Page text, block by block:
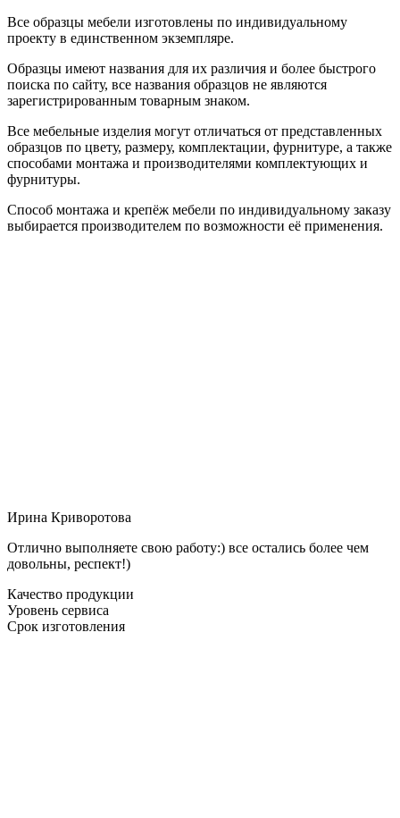
Все образцы мебели изготовлены по индивидуальному
проекту в единственном экземпляре.
Образцы имеют названия для их различия и более быстрого
поиска по сайту, все названия образцов не являются
зарегистрированным товарным знаком.
Все мебельные изделия могут отличаться от представленных
образцов по цвету, размеру, комплектации, фурнитуре, а также
способами монтажа и производителями комплектующих и
фурнитуры.
Способ монтажа и крепёж мебели по индивидуальному заказу
выбирается производителем по возможности её применения.
Ирина Криворотова
Отлично выполняете свою работу:) все остались более чем
довольны, респект!)
Качество продукции
Уровень сервиса
Срок изготовления